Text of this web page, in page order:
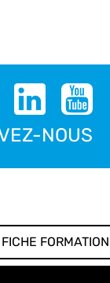
NOUS
FORMATION